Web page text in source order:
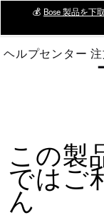
Main
💰 Bose 製品を下
ヘルプセンター
この製
ではご
ん